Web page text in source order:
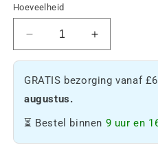
Hoeveelheid
hoeveelheid
Pack
verminderen
De
hoeveelheid
Pack
GRATIS bezorging vanaf
augustus.
⏳ Bestel binnen 9 uur en